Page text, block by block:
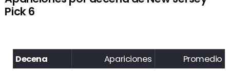
Pick 6
Decena Apariciones Promedio